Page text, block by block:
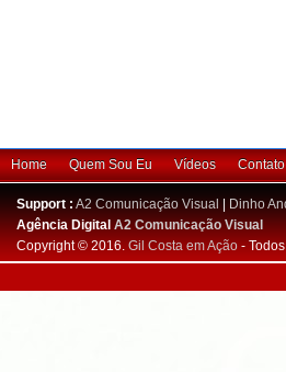
Home Quem Sou Eu Vídeos Contato
Support : A2 Comunicação Visual
Dinho
Agência DigitalA2 Comunicação Visual
Copyright © 2016. Gil Costa em Ação -